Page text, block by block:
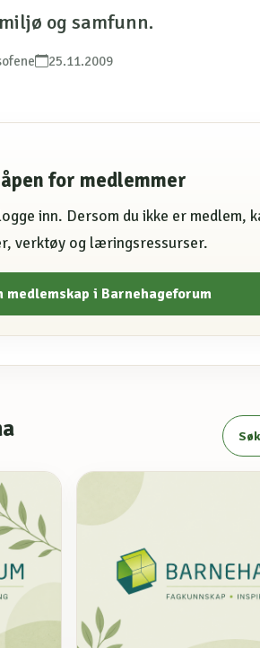
og samfunn.
25.11.2009
for medlemmer
inn. Dersom du ikke er medlem,
verktøy og læringsressurser.
medlemskap i Barnehageforum